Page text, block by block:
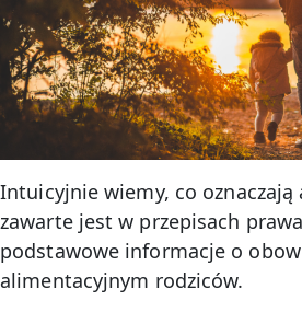
Intuicyjnie wiemy, co oznaczają
zawarte jest w przepisach
podstawowe informacje o
alimentacyjnym rodziców.